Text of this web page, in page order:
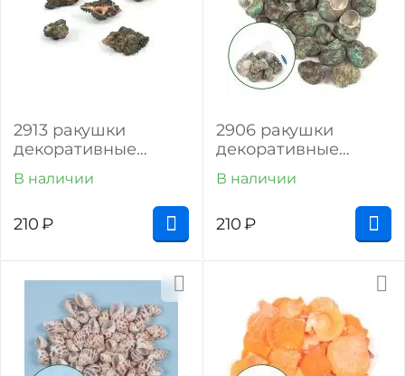
2913 ракушки
декоративные
минданао (100 г)
В наличии
210₽
2906 ракушки
декоративные
мальдивы (150 г)
В наличии
210₽